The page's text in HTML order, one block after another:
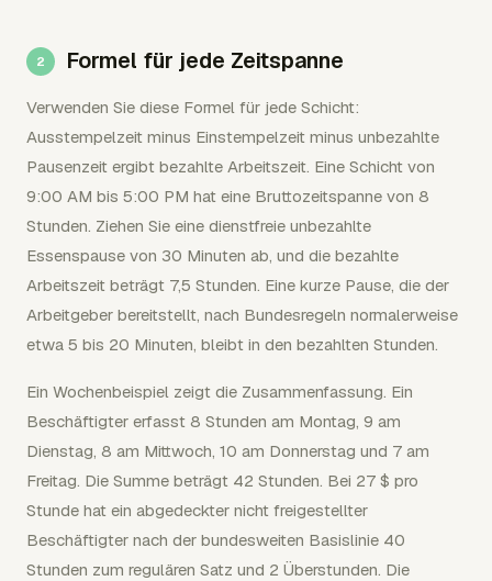
Formel für jede Zeitspanne
Verwenden Sie diese Formel für jede Schicht:
Ausstempelzeit minus Einstempelzeit minus unbezahlte
Pausenzeit ergibt bezahlte Arbeitszeit. Eine Schicht von
9:00 AM bis 5:00 PM hat eine Bruttozeitspanne von 8
Stunden. Ziehen Sie eine dienstfreie unbezahlte
Essenspause von 30 Minuten ab, und die bezahlte
Arbeitszeit beträgt 7,5 Stunden. Eine kurze Pause, die der
Arbeitgeber bereitstellt, nach Bundesregeln normalerweise
etwa 5 bis 20 Minuten, bleibt in den bezahlten Stunden.
Ein Wochenbeispiel zeigt die Zusammenfassung. Ein
Beschäftigter erfasst 8 Stunden am Montag, 9 am
Dienstag, 8 am Mittwoch, 10 am Donnerstag und 7 am
Freitag. Die Summe beträgt 42 Stunden. Bei 27 $ pro
Stunde hat ein abgedeckter nicht freigestellter
Beschäftigter nach der bundesweiten Basislinie 40
Stunden zum regulären Satz und 2 Überstunden. Die